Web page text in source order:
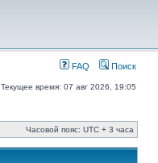
FAQ Поиск
Текущее время: 07 авг 2026, 19:05
Часовой пояс: UTC + 3 часа